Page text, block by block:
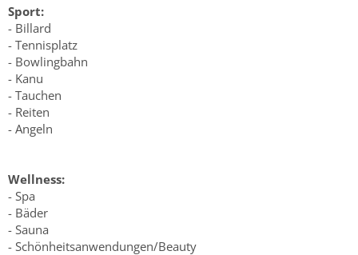
Sport:
- Billard
- Tennisplatz
- Bowlingbahn
- Kanu
- Tauchen
- Reiten
- Angeln
Wellness:
- Spa
- Bäder
- Sauna
- Schönheitsanwendungen/Beauty